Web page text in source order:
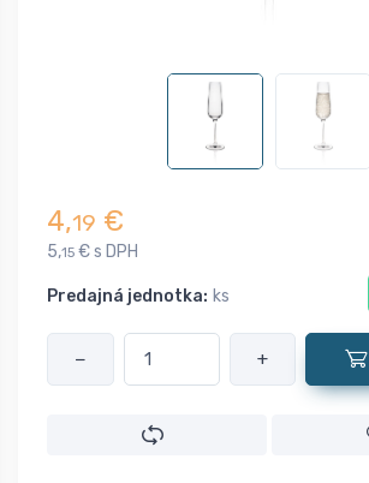
4,19 €
5,15 € s DPH
Predajná jednotka: ks
− +